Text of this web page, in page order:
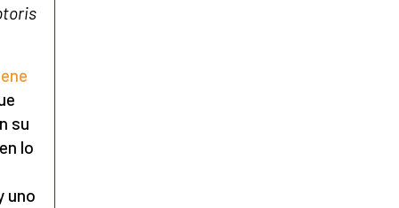
su
lo
uno